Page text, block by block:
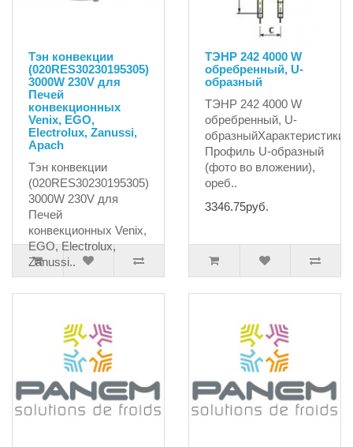
Тэн конвекции
(020RES30230195305)
3000W 230V для
Печей
конвекционных
Venix, EGO,
Electrolux, Zanussi,
Apach
Тэн конвекции
(020RES30230195305)
3000W 230V для
Печей
конвекционных Venix,
EGO, Electrolux,
Zanussi..
ТЭНР 242 4000 W
обребренный, U-
образный
ТЭНР 242 4000 W
обребренный, U-
Профиль U-образный
(фото во вложении),
ореб..
3346.75руб.